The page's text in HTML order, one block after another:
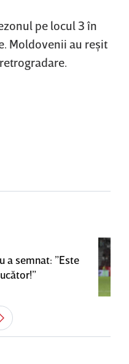
pe locul 3 în
Moldovenii au reşit
a semnat: ”Este